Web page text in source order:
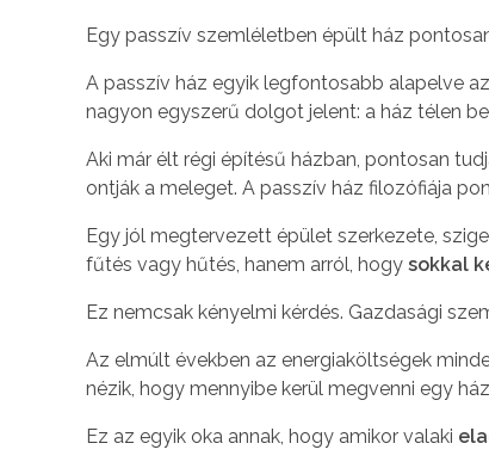
Egy passzív szemléletben épült ház
A passzív ház egyik legfontosabb alapelve
nagyon egyszerű dolgot jelent: a ház télen
Aki már élt régi építésű házban, pontosan
ontják a meleget. A passzív ház filozófiája
Egy jól megtervezett épület szerkezete,
fűtés vagy hűtés, hanem arról, hogy sokkal
Ez nemcsak kényelmi kérdés. Gazdasági
Az elmúlt években az energiaköltségek
nézik, hogy mennyibe kerül megvenni egy
Ez az egyik oka annak, hogy amikor valaki